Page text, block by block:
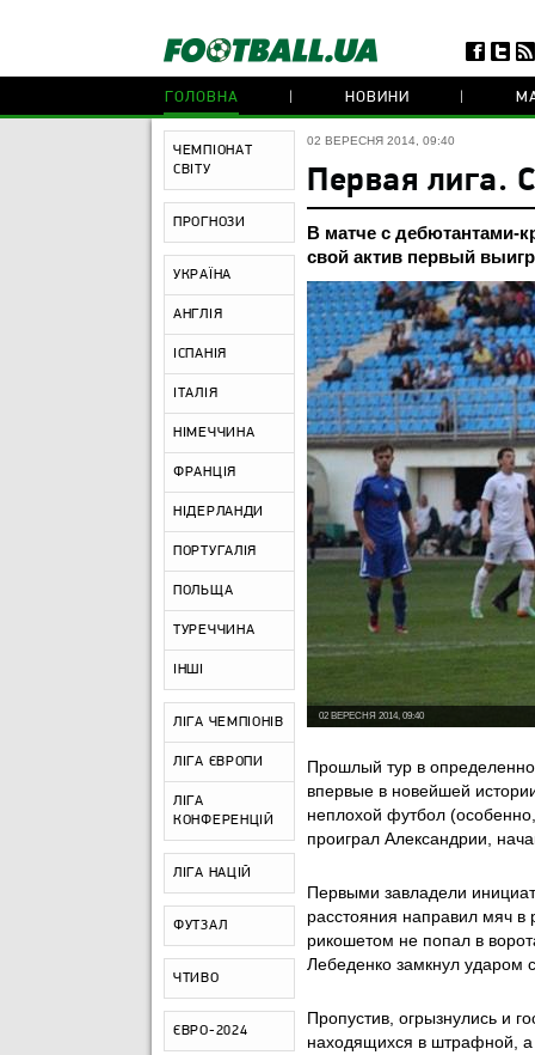
ГОЛОВНА НОВИНИ
ЧЕМПІОНАТ
СВІТУ
ПРОГНОЗИ
УКРАЇНА
АНГЛІЯ
ІСПАНІЯ
ІТАЛІЯ
НІМЕЧЧИНА
ФРАНЦІЯ
НІДЕРЛАНДИ
ПОРТУГАЛІЯ
ПОЛЬЩА
ТУРЕЧЧИНА
ІНШІ
ЛІГА ЧЕМПІОНІВ
ЛІГА ЄВРОПИ
ЛІГА
КОНФЕРЕНЦІЙ
ЛІГА НАЦІЙ
ФУТЗАЛ
ЧТИВО
ЄВРО-2024
02 ВЕРЕСНЯ 2014, 09:40
Первая лига.
В матче с дебютантами-
свой актив первый
02 ВЕРЕСНЯ 2014, 09:40
Прошлый тур в
впервые в новейшей
неплохой футбол
проиграл Александрии,
Первыми завладели
расстояния направил мяч в
рикошетом не попал в
Лебеденко замкнул ударом
Пропустив, огрызнулись и
находящихся в штрафной, а